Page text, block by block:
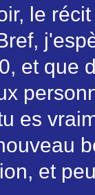
le
et que
es
et